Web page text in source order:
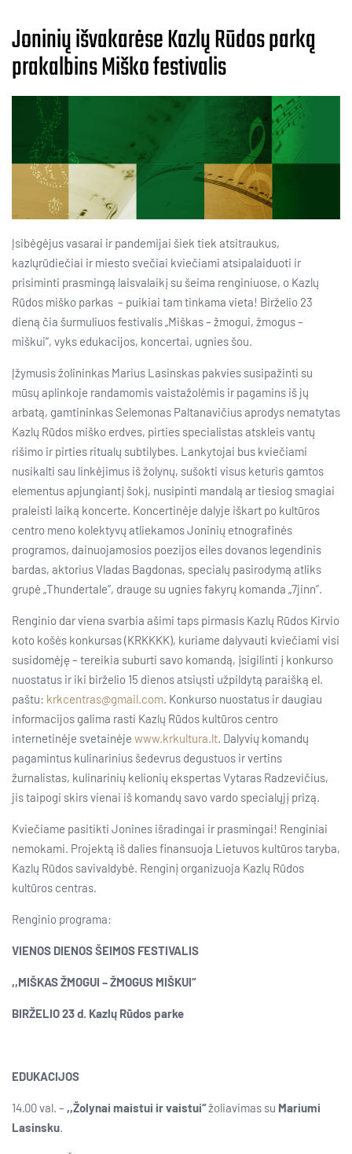
Joninių išvakarėse Kazlų Rūdos parką
prakalbins Miško festivalis
Įsibėgėjus vasarai ir pandemijai šiek tiek atsitraukus,
kazlųrūdiečiai ir miesto svečiai kviečiami atsipalaiduoti ir
prisiminti prasmingą laisvalaikį su šeima renginiuose, o Kazlų
Rūdos miško parkas – puikiai tam tinkama vieta! Birželio 23
dieną čia šurmuliuos festivalis „Miškas – žmogui, žmogus –
miškui“, vyks edukacijos, koncertai, ugnies šou.
Įžymusis žolininkas Marius Lasinskas pakvies susipažinti su
mūsų aplinkoje randamomis vaistažolėmis ir pagamins iš jų
arbatą, gamtininkas Selemonas Paltanavičius aprodys nematytas
Kazlų Rūdos miško erdves, pirties specialistas atskleis vantų
rišimo ir pirties ritualų subtilybes. Lankytojai bus kviečiami
nusikalti sau linkėjimus iš žolynų, sušokti visus keturis gamtos
elementus apjungiantį šokį, nusipinti mandalą ar tiesiog smagiai
praleisti laiką koncerte. Koncertinėje dalyje iškart po kultūros
centro meno kolektyvų atliekamos Joninių etnografinės
programos, dainuojamosios poezijos eiles dovanos legendinis
bardas, aktorius Vladas Bagdonas, specialų pasirodymą atliks
grupė „Thundertale“, drauge su ugnies fakyrų komanda „7jinn“.
Renginio dar viena svarbia ašimi taps pirmasis Kazlų Rūdos Kirvio
koto košės konkursas (KRKKKK), kuriame dalyvauti kviečiami visi
susidomėję – tereikia suburti savo komandą, įsigilinti į konkurso
nuostatus ir iki birželio 15 dienos atsiųsti užpildytą paraišką el.
paštu: krkcentras@gmail.com. Konkurso nuostatus ir daugiau
informacijos galima rasti Kazlų Rūdos kultūros centro
internetinėje svetainėje www.krkultura.lt. Dalyvių komandų
pagamintus kulinarinius šedevrus degustuos ir vertins
žurnalistas, kulinarinių kelionių ekspertas Vytaras Radzevičius,
jis taipogi skirs vienai iš komandų savo vardo specialųjį prizą.
Kviečiame pasitikti Jonines išradingai ir prasmingai! Renginiai
nemokami. Projektą iš dalies finansuoja Lietuvos kultūros taryba,
Kazlų Rūdos savivaldybė. Renginį organizuoja Kazlų Rūdos
kultūros centras.
Renginio programa:
VIENOS DIENOS ŠEIMOS FESTIVALIS
,,MIŠKAS ŽMOGUI – ŽMOGUS MIŠKUI“
BIRŽELIO 23 d. Kazlų Rūdos parke
EDUKACIJOS
14.00 val. – ,,Žolynai maistui ir vaistui“žoliavimas su Mariumi
Lasinsku.